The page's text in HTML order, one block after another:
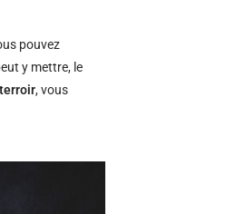
pouvez
y mettre, le
, vous